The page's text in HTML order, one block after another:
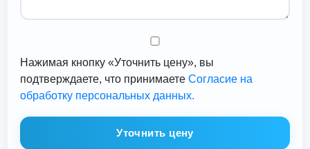
Нажимая кнопку «Уточнить цену», вы
подтверждаете, что принимаетеСогласие на
обработку персональных данных.
Уточнить цену